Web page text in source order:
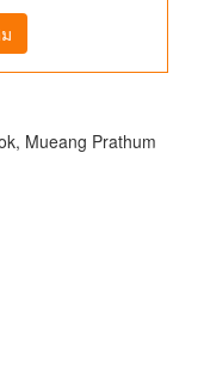
Mueang Prathum